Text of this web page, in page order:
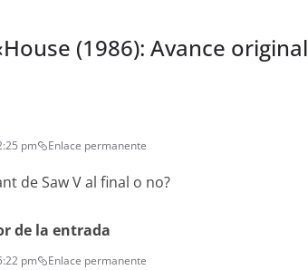
House (1986): Avance original
pm Enlace permanente
de Saw V al final o no?
de la entrada
pm Enlace permanente